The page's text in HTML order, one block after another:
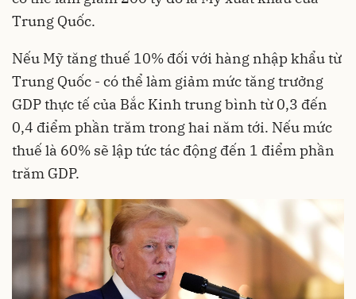
Trung Quốc.
Nếu Mỹ tăng thuế 10% đối với hàng nhập khẩu từ
Trung Quốc - có thể làm giảm mức tăng trưởng
GDP thực tế của Bắc Kinh trung bình từ 0,3 đến
0,4 điểm phần trăm trong hai năm tới. Nếu mức
thuế là 60% sẽ lập tức tác động đến 1 điểm phần
trăm GDP.